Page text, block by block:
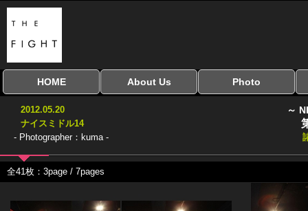
HOME
全興行を表示
ナイスミドル
アマチュアキック
協議会
全日本学生キック
建武館キッズ大会
Bigbang
おやじファイト
About Us Photo
2012.05.20
ナイスミドル14
- Photographer：kuma -
～
全41枚：3page / 7pages